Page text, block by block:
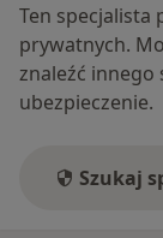
Ten specjalista
prywatnych.
znaleźć innego
ubezpieczenie.
Szukaj